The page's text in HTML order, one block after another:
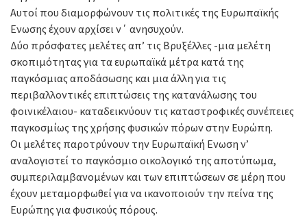
Αυτοί που διαμορφώνουν τις πολιτικές της Ευρωπαϊκής
Ενωσης έχουν αρχίσει ν΄ ανησυχούν.
Δύο πρόσφατες μελέτες απ’ τις Βρυξέλλες -μια μελέτη
σκοπιμότητας για τα ευρωπαϊκά μέτρα κατά της
παγκόσμιας αποδάσωσης και μια άλλη για τις
περιβαλλοντικές επιπτώσεις της κατανάλωσης του
φοινικέλαιου- καταδεικνύουν τις καταστροφικές συνέπειες
παγκοσμίως της χρήσης φυσικών πόρων στην Ευρώπη.
Οι μελέτες παροτρύνουν την Ευρωπαϊκή Ενωση ν’
αναλογιστεί το παγκόσμιο οικολογικό της αποτύπωμα,
συμπεριλαμβανομένων και των επιπτώσεων σε μέρη που
έχουν μεταμορφωθεί για να ικανοποιούν την πείνα της
Ευρώπης για φυσικούς πόρους.